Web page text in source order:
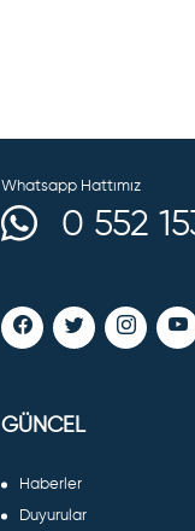
Whatsapp Hattımız
0 552
GÜNCEL
Haberler
Duyurular